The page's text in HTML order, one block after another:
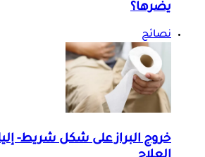
يضرها؟
نصائح
خروج البراز على شكل شريط-